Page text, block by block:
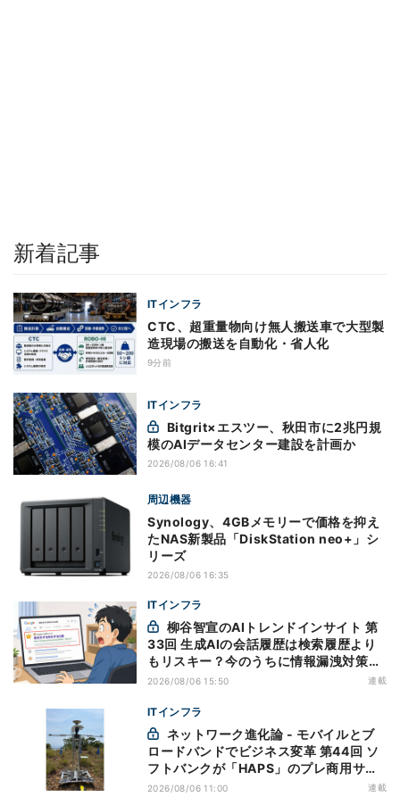
新着記事
ITインフラ
CTC、超重量物向け無人搬送車で大型製
造現場の搬送を自動化・省人化
9分前
ITインフラ
模のAIデータセンター建設を計画か
2026/08/06 16:41
周辺機器
Synology、4GBメモリーで価格を抑え
たNAS新製品「DiskStation neo+」シ
リーズ
2026/08/06 16:35
ITインフラ
33回 生成AIの会話履歴は検索履歴より
もリスキー？今のうちに情報漏洩対策を
万全にしておこう
2026/08/06 15:50 連載
ITインフラ
ロードバンドでビジネス変革 第44回 ソ
フトバンクが「HAPS」のプレ商用サー
ビス開始を表明、本格的な商用展開のめ
2026/08/06 11:00 連載